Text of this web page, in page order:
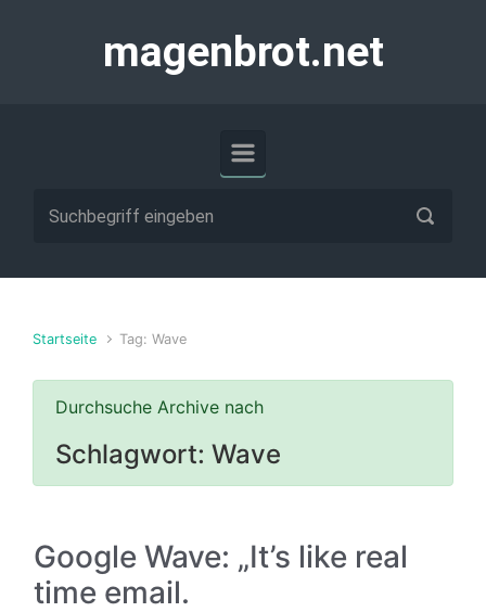
magenbrot.net
Startseite Tag: Wave
Durchsuche Archive nach
Schlagwort: Wave
Google Wave: „It’s like real
time email.